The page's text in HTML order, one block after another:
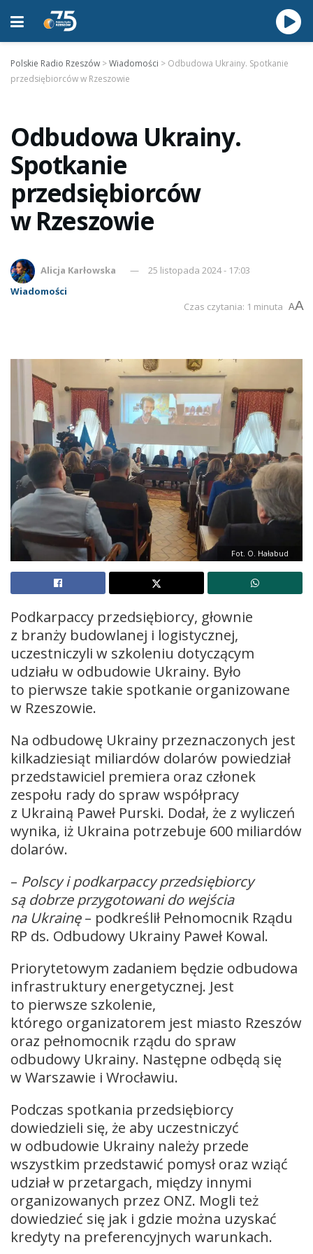
Polskie Radio Rzeszów >Wiadomości > Odbudowa Ukrainy. Spotkanie
przedsiębiorców w Rzeszowie
Odbudowa Ukrainy.
Spotkanie
przedsiębiorców
w Rzeszowie
Alicja Karłowska
25 listopada 2024 - 17:03
Wiadomości
Czas czytania: 1 minuta AA
Fot. O. Hałabud
Podkarpaccy przedsiębiorcy, głownie
z branży budowlanej i logistycznej,
uczestniczyli w szkoleniu dotyczącym
udziału w odbudowie Ukrainy. Było
to pierwsze takie spotkanie organizowane
w Rzeszowie.
Na odbudowę Ukrainy przeznaczonych jest
kilkadziesiąt miliardów dolarów powiedział
przedstawiciel premiera oraz członek
zespołu rady do spraw współpracy
z Ukrainą Paweł Purski. Dodał, że z wyliczeń
wynika, iż Ukraina potrzebuje 600 miliardów
dolarów.
– Polscy i podkarpaccy przedsiębiorcy
są dobrze przygotowani do wejścia
na Ukrainę– podkreślił Pełnomocnik Rządu
RP ds. Odbudowy Ukrainy Paweł Kowal.
Priorytetowym zadaniem będzie odbudowa
infrastruktury energetycznej. Jest
to pierwsze szkolenie,
którego organizatorem jest miasto Rzeszów
oraz pełnomocnik rządu do spraw
odbudowy Ukrainy. Następne odbędą się
w Warszawie i Wrocławiu.
Podczas spotkania przedsiębiorcy
dowiedzieli się, że aby uczestniczyć
w odbudowie Ukrainy należy przede
wszystkim przedstawić pomysł oraz wziąć
udział w przetargach, między innymi
organizowanych przez ONZ. Mogli też
dowiedzieć się jak i gdzie można uzyskać
kredyty na preferencyjnych warunkach.